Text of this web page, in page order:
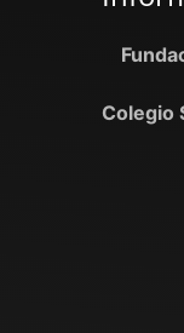
Colegio